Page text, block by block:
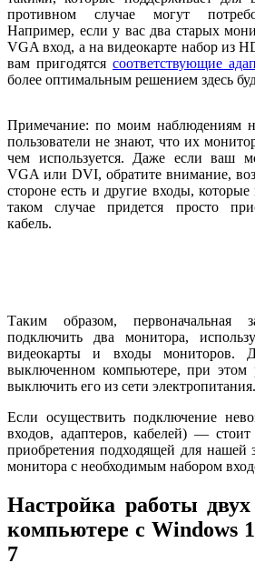
противном случае могут
Например, если у вас два старых
VGA вход, а на видеокарте набор из
вам пригодятся соответствующие
более оптимальным решением здесь
Примечание: по моим наблюдениям
пользователи не знают, что их
чем используется. Даже если ваш
VGA или DVI, обратите внимание,
стороне есть и другие входы,
таком случае придется просто
кабель.
Таким образом, первоначальная
подключить два монитора,
видеокарты и входы мониторов.
выключенном компьютере, при этом
выключить его из сети электропитания.
Если осуществить подключение
входов, адаптеров, кабелей) — стоит
приобретения подходящей для нашей
монитора с необходимым набором
Настройка работы
компьютере с Windows
7